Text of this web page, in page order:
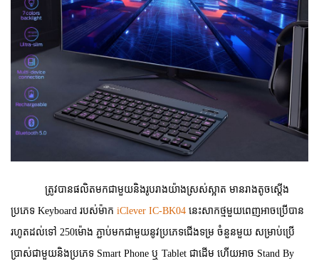
ត្រូវបានផលិតមកជាមួយនិងរូបរាងយ៉ាងស្រស់ស្អាត មានរាងតូចស្តើង
ប្រភេទ Keyboard របស់ម៉ាក iClever IC-BK04 នេះសាកថ្មមួយពេញអាចប្រើបាន
រហូតដល់ទៅ 250ម៉ោង ភ្ជាប់មកជាមួយនូវប្រភេទជើងទម្រ ចំនួនមួយ សម្រាប់ប្រើ
ប្រាស់ជាមួយនិងប្រភេទ Smart Phone ឬ Tablet ជាដើម ហើយអាច Stand By